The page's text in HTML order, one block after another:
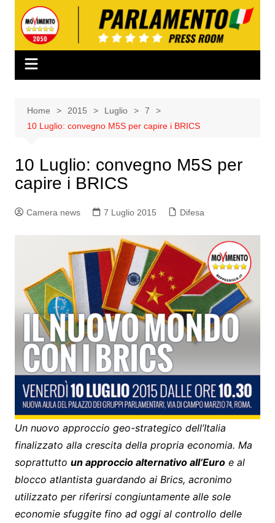
contenuto
Home 2015 Luglio
7
10 Luglio: convegno M5S per capire i BRICS
10 Luglio: convegno M5S per
capire i BRICS
Camera news 7 Luglio 2015 Difesa
Un nuovo approccio geo-strategico dell’Italia
finalizzato alla crescita della propria economia. Ma
soprattutto un approccio alternativo all’Euroe al
blocco atlantista guardando ai Brics, acronimo
utilizzato per riferirsi congiuntamente alle sole
economie sfuggite fino ad oggi al controllo delle